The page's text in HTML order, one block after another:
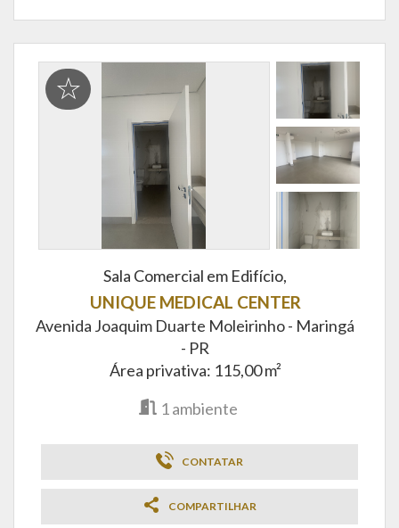
Sala Comercial em Edifício,
UNIQUE MEDICAL CENTER
Avenida Joaquim Duarte Moleirinho - Maringá
- PR
Área privativa: 115,00 m²
1 ambiente
CONTATAR
COMPARTILHAR